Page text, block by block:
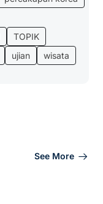
TOPIK
ujian
wisata
See More